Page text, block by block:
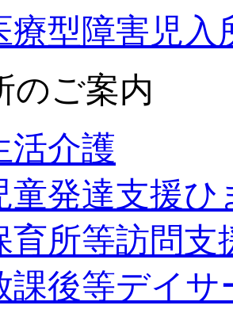
療型障害児
のご案内
活介護
童発達支援ひ
育所等訪問支
課後等デイサ